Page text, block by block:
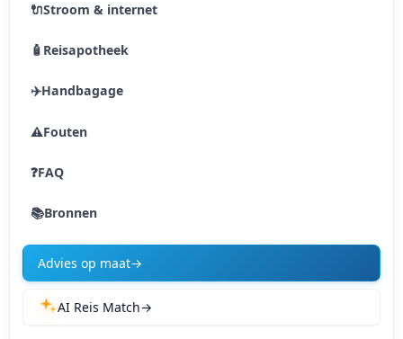
🔌Stroom & internet
🧴 Reisapotheek
✈️Handbagage
⚠️Fouten
❓FAQ
📚Bronnen
Advies op maat→
AI Reis Match→